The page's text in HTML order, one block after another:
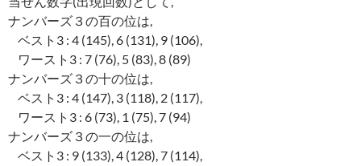
ナンバーズ３の百の位は,
ベスト3 : 4 (145), 6 (131), 9 (106),
ワースト3 : 7 (76), 5 (83), 8 (89)
ナンバーズ３の十の位は,
ベスト3 : 4 (147), 3 (118), 2 (117),
ワースト3 : 6 (73), 1 (75), 7 (94)
ナンバーズ３の一の位は,
ベスト3 : 9 (133), 4 (128), 7 (114),